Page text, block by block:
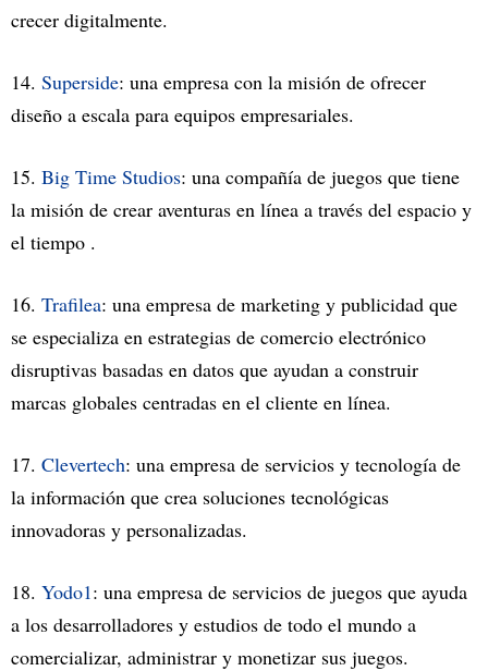
crecer digitalmente.
14. Superside: una empresa con la misión de ofrecer
diseño a escala para equipos empresariales.
15. Big Time Studios: una compañía de juegos que tiene
la misión de crear aventuras en línea a través del espacio y
el tiempo .
16. Trafilea: una empresa de marketing y publicidad que
se especializa en estrategias de comercio electrónico
disruptivas basadas en datos que ayudan a construir
marcas globales centradas en el cliente en línea.
17. Clevertech: una empresa de servicios y tecnología de
la información que crea soluciones tecnológicas
innovadoras y personalizadas.
18. Yodo1: una empresa de servicios de juegos que ayuda
a los desarrolladores y estudios de todo el mundo a
comercializar, administrar y monetizar sus juegos.